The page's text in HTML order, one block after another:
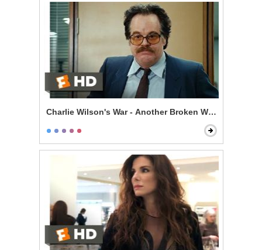
Charlie Wilson's War - Another Broken Window